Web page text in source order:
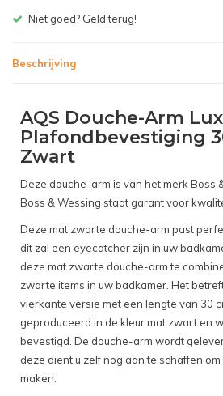
Gratis bezorgen v.a. € 150,- (NL)
Beschrijving
AQS Douche-Arm
Plafondbevestiging
Zwart
Deze douche-arm is van het merk Boss
Boss & Wessing staat garant voor
Deze mat zwarte douche-arm past
dit zal een eyecatcher zijn in uw
deze mat zwarte douche-arm te
zwarte items in uw badkamer. Het
vierkante versie met een lengte van 30
geproduceerd in de kleur mat zwart en
bevestigd. De douche-arm wordt
deze dient u zelf nog aan te schaffen
maken.